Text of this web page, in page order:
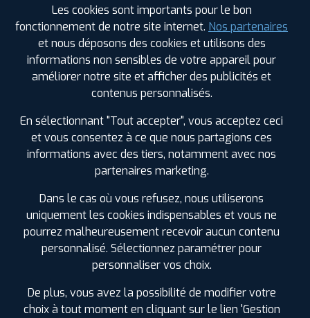
SPÉCIFICATIONS AVIS CLIENTS ÉTIQUETAGE
Étiquetage
Les cookies sont importants pour le bon
fonctionnement de notre site internet. Nos partenaires
et nous déposons des cookies et utilisons des
informations non sensibles de votre appareil pour
améliorer notre site et afficher des publicités et
contenus personnalisés.
En sélectionnant "Tout accepter", vous acceptez ceci
et vous consentez à ce que nous partagions ces
informations avec des tiers, notamment avec nos
partenaires marketing.
Dans le cas où vous refusez, nous utiliserons
uniquement les cookies indispensables et vous ne
pourrez malheureusement recevoir aucun contenu
personnalisé. Sélectionnez paramétrer pour
personnaliser vos choix.
De plus, vous avez la possibilité de modifier votre
choix à tout moment en cliquant sur le lien 'Gestion